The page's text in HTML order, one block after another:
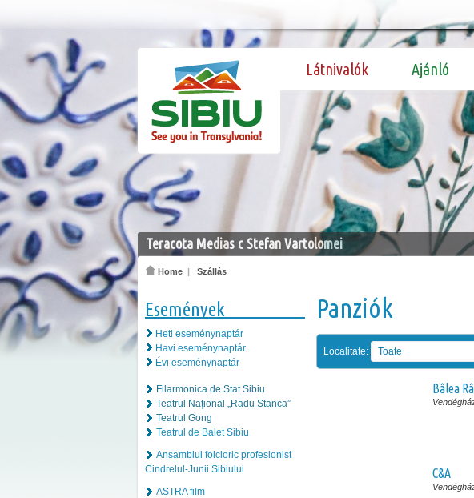
Látnivalók Ajánló
Teracota Medias c Stefan Vartolomei
Home | Szállás
Események
Heti eseménynaptár
Havi eseménynaptár
Évi eseménynaptár
Filarmonica de Stat Sibiu
Teatrul Naţional „Radu Stanca”
Teatrul Gong
Teatrul de Balet Sibiu
Ansamblul folcloric profesionist
Cindrelul-Junii Sibiului
ASTRA film
Panziók
Localitate: Toate
Bâlea
C&A